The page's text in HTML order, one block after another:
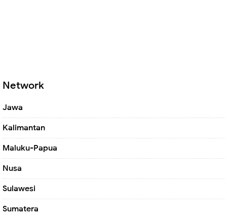
Network
Jawa
Kalimantan
Maluku-Papua
Nusa
Sulawesi
Sumatera